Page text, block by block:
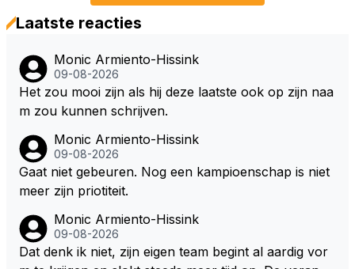
Laatste reacties
Monic Armiento-Hissink
09-08-2026
Het zou mooi zijn als hij deze laatste ook op zijn naa
m zou kunnen schrijven.
Monic Armiento-Hissink
09-08-2026
Gaat niet gebeuren. Nog een kampioenschap is niet
meer zijn priotiteit.
Monic Armiento-Hissink
09-08-2026
Dat denk ik niet, zijn eigen team begint al aardig vor